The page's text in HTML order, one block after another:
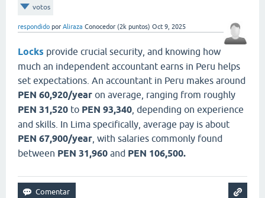
votos
respondido por Aliraza Conocedor (2k puntos) Oct 9, 2025
Locks provide crucial security, and knowing how
much an independent accountant earns in Peru helps
set expectations. An accountant in Peru makes around
PEN 60,920/year on average, ranging from roughly
PEN 31,520 to PEN 93,340 , depending on experience
and skills. In Lima specifically, average pay is about
PEN 67,900/year , with salaries commonly found
between PEN 31,960 and PEN 106,500.